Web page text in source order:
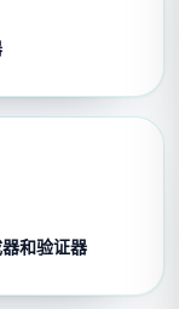
和验证器